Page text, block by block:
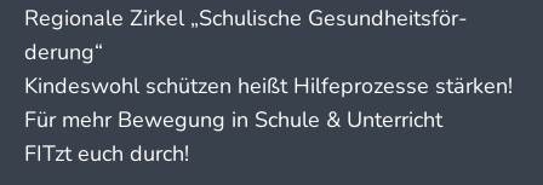
Regionale Zirkel „Schu­lische Gesund­­heits­­­för­­
derung“
Kindeswohl schützen heißt Hilfeprozesse stärken!
Für mehr Bewegung in Schule & Unterricht
FITzt euch durch!